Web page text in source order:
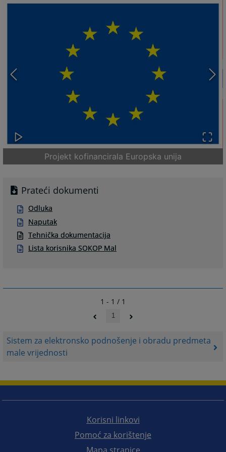
Sistem za elektronsko podnošenje i obradu predmeta
male vrijednosti
Projekt kofinancirala Europska unija
Prateći dokumenti
Odluka
Naputak
Tehnička dokumentacija
Lista korisnika SOKOP Mal
1 - 1 / 1
1
Korisni linkovi
Pomoć za korištenje